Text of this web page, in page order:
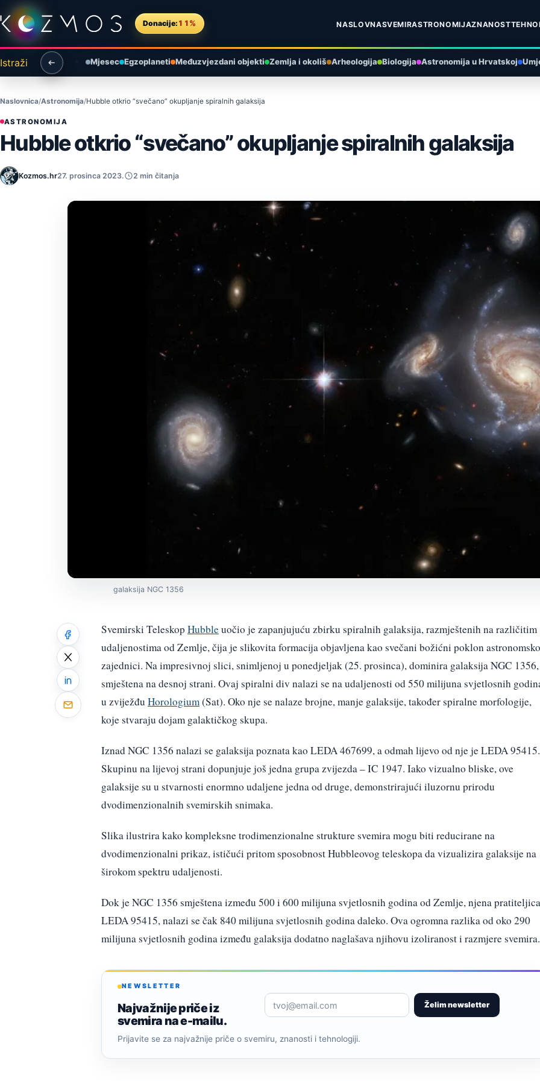
Preskoči na sadržaj
Donacije: 11% NASLOVNASVEMIRASTRONOMIJAZNANOST
Istraži Mjesec Egzoplaneti Međuzvjezdani objekti Zemlja i okoliš Arheologija Biologija Astronomija u Hrvatskoj
Naslovnica Astronomija Hubble otkrio “svečano” okupljanje spiralnih galaksija
ASTRONOMIJA
Hubble otkrio “svečano” okupljanje spiralnih galaksija
Kozmos.hr27. prosinca 2023. 2 min čitanja
galaksija NGC 1356
Svemirski Teleskop Hubbleuočio je zapanjujuću zbirku spiralnih galaksija, razmještenih na različitim
udaljenostima od Zemlje, čija je slikovita formacija objavljena kao svečani božićni poklon
zajednici. Na impresivnoj slici, snimljenoj u ponedjeljak (25. prosinca), dominira galaksija NGC 1356,
smještena na desnoj strani. Ovaj spiralni div nalazi se na udaljenosti od 550 milijuna svjetlosnih
u zviježđu Horologium(Sat). Oko nje se nalaze brojne, manje galaksije, također spiralne morfologije,
koje stvaraju dojam galaktičkog skupa.
Iznad NGC 1356 nalazi se galaksija poznata kao LEDA 467699, a odmah lijevo od nje je LEDA 95415.
Skupinu na lijevoj strani dopunjuje još jedna grupa zvijezda – IC 1947. Iako vizualno bliske, ove
galaksije su u stvarnosti enormno udaljene jedna od druge, demonstrirajući iluzornu prirodu
dvodimenzionalnih svemirskih snimaka.
Slika ilustrira kako kompleksne trodimenzionalne strukture svemira mogu biti reducirane na
dvodimenzionalni prikaz, ističući pritom sposobnost Hubbleovog teleskopa da vizualizira galaksije na
širokom spektru udaljenosti.
Dok je NGC 1356 smještena između 500 i 600 milijuna svjetlosnih godina od Zemlje, njena
LEDA 95415, nalazi se čak 840 milijuna svjetlosnih godina daleko. Ova ogromna razlika od oko 290
milijuna svjetlosnih godina između galaksija dodatno naglašava njihovu izoliranost i razmjere svemira.
NEWSLETTER
Najvažnije priče iz
svemira na e-mailu.
Želim newsletter
Prijavite se za najvažnije priče o svemiru, znanosti i tehnologiji.